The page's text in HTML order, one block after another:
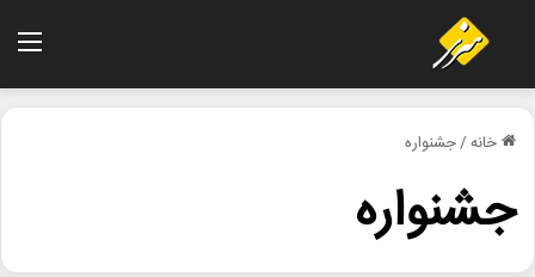
خانه/جشنواره
جشنواره